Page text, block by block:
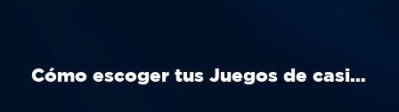
Cómo escoger tus Juegos de casino Perú ideal en Aciértala